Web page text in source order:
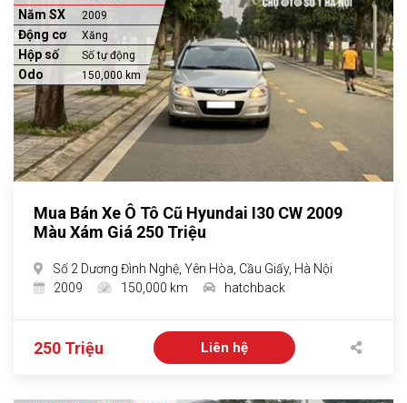
Năm SX 2009
Động cơ Xăng
Hộp số Số tự động
Odo 150,000 km
Mua Bán Xe Ô Tô Cũ Hyundai I30 CW 2009
Màu Xám Giá 250 Triệu
Số 2 Dương Đình Nghệ, Yên Hòa, Cầu Giấy, Hà Nội
2009
150,000 km hatchback
250 Triệu Liên hệ